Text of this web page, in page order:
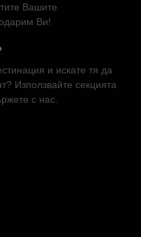
Вашите
Ви!
и искате тя да
Използвайте секцията
с нас.